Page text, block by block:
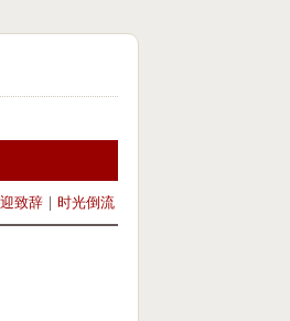
致辞 | 时光倒流